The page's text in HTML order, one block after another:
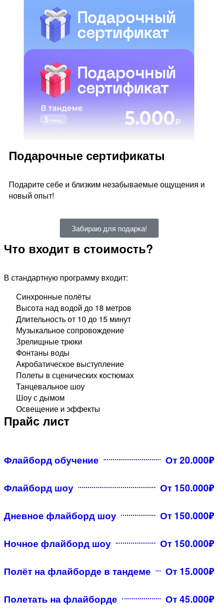
Подарочные сертификаты
Подарите себе и близким незабываемые ощущения и
новый опыт!
Забираю для подарка!
Что входит в стоимость?
В стандартную программу входит:
Синхронные полёты
Высота над водой до 18 метров
Длительность от 10 до 15 минут
Музыкальное сопровождение
Зрелищные трюки
Фонтаны воды​
Акробатическое выступление
Полеты в сценических костюмах
Танцевальное шоу
Шоу с дымом
Освещение и эффекты
Прайс лист
Флайборд обучение От 20.000₽
Флайборд шоу От 150.000₽
Дневное флайборд шоу От 150.000₽
Ночное флайборд шоу От 150.000₽
Полёт на флайборде в тандеме От 15.000₽
Полетать на флайборде От 45.000₽